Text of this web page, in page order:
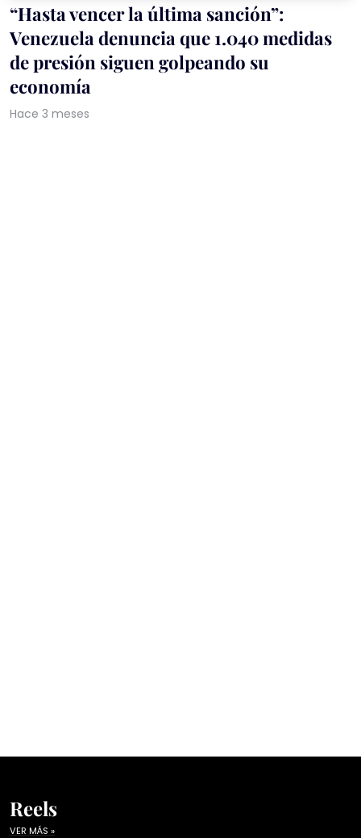
“Hasta vencer la última sanción”:
Venezuela denuncia que 1.040 medidas
de presión siguen golpeando su
economía
Hace 3 meses
Reels
VER MÁS »